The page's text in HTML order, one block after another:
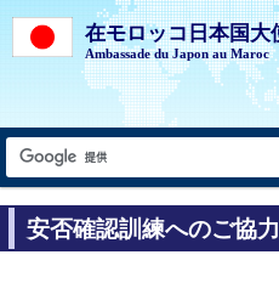
在モロッコ日本国大
Ambassade du Japon au Maroc
安否確認訓練へのご協